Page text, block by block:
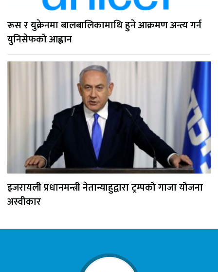
रूस र युक्रेनमा बालबालिकामाथि हुने आक्रमण अन्त्य गर्न
युनिसेफको आह्वान
इजरायली प्रधानमन्त्री नेतान्याहुद्वारा ट्रम्पको गाजा योजना
अस्वीकार